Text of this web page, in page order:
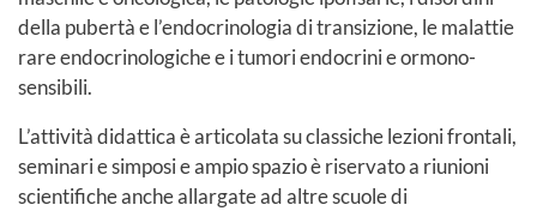
della pubertà e l’endocrinologia di transizione, le malattie
rare endocrinologiche e i tumori endocrini e ormono-
sensibili.
L’attività didattica è articolata su classiche lezioni frontali,
seminari e simposi e ampio spazio è riservato a riunioni
scientifiche anche allargate ad altre scuole di